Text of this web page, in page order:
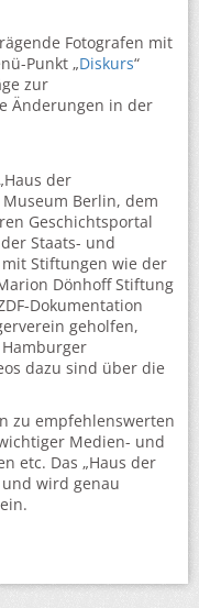
Fotografen mit
Punkt „Diskurs“
zur
Änderungen in der
der
Berlin, dem
Geschichtsportal
Staats- und
Stiftungen wie der
Dönhoff Stiftung
Dokumentation
geholfen,
dazu sind über die
zu empfehlenswerten
Medien- und
etc. Das „Haus der
und wird genau